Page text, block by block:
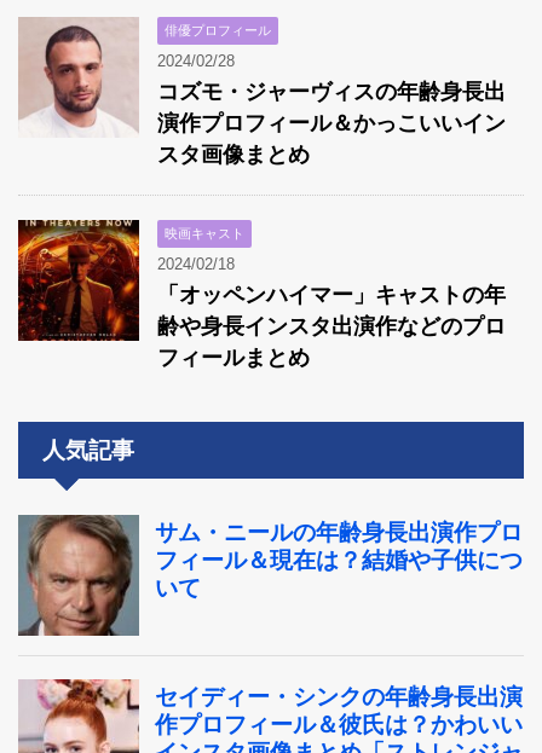
俳優プロフィール
2024/02/28
コズモ・ジャーヴィスの年齢身長出
演作プロフィール＆かっこいいイン
スタ画像まとめ
映画キャスト
2024/02/18
「オッペンハイマー」キャストの年
齢や身長インスタ出演作などのプロ
フィールまとめ
人気記事